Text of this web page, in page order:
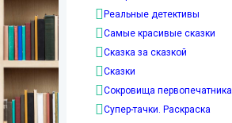
Реальные детективы
Самые красивые сказки
Сказка за сказкой
Сказки
Сокровища первопечатника
Супер-тачки. Раскраска